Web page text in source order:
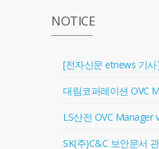
NOTICE
LS산전 OVC Manager